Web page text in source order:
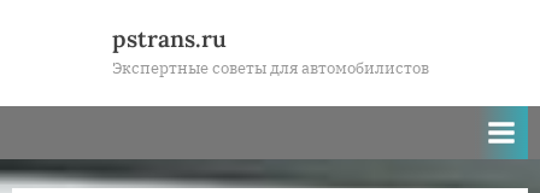
pstrans.ru
Экспертные советы для автомобилистов